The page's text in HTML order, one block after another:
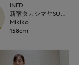
INED
新宿タカシマヤSUPERIOR CLOSET
Mikiko
158cm